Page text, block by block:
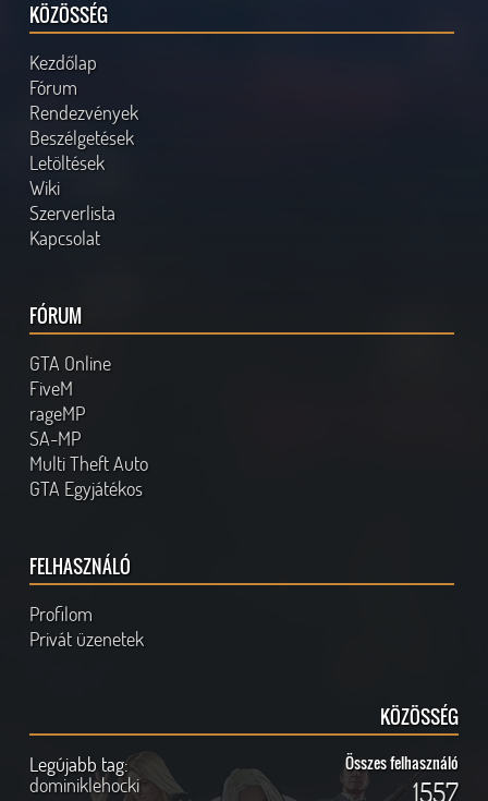
KÖZÖSSÉG
Kezdőlap
Fórum
Rendezvények
Beszélgetések
Letöltések
Wiki
Szerverlista
Kapcsolat
FÓRUM
GTA Online
FiveM
rageMP
SA-MP
Multi Theft Auto
GTA Egyjátékos
FELHASZNÁLÓ
Profilom
Privát üzenetek
KÖZÖSSÉG
Legújabb tag:
dominiklehocki
Összes felhasználó
1557